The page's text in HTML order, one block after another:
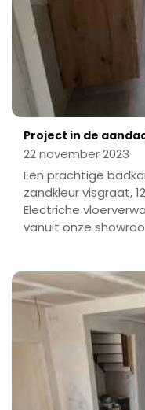
Project in de
22 november 2023
Een prachtige
zandkleur visgraat,
Electriche
vanuit onze